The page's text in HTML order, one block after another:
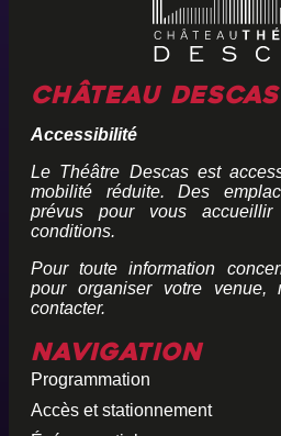
Château Descas
Accessibilité
Le Théâtre Descas est
mobilité réduite. Des
prévus pour vous
conditions.
Pour toute information
pour organiser votre venue,
contacter.
Navigation
Programmation
Accès et stationnement